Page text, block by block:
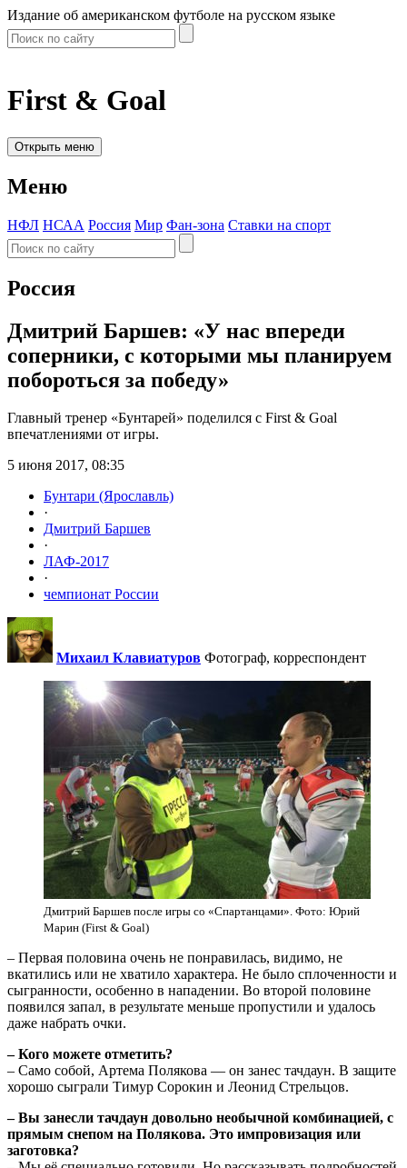
Издание об американском футболе на русском языке
First & Goal
Открыть меню
Меню
НФЛ НСАА Россия Мир Фан-зона Ставки на спорт
Россия
Дмитрий Баршев: «У нас впереди
соперники, с которыми мы планируем
побороться за победу»
Главный тренер «Бунтарей» поделился с First & Goal
впечатлениями от игры.
5 июня 2017, 08:35
Бунтари (Ярославль)
·
Дмитрий Баршев
·
ЛАФ-2017
·
чемпионат России
Михаил Клавиатуров Фотограф, корреспондент
Дмитрий Баршев после игры со «Спартанцами». Фото: Юрий
Марин (First & Goal)
– Первая половина очень не понравилась, видимо, не
вкатились или не хватило характера. Не было сплоченности и
сыгранности, особенно в нападении. Во второй половине
появился запал, в результате меньше пропустили и удалось
даже набрать очки.
– Кого можете отметить?
– Само собой, Артема Полякова — он занес тачдаун. В защите
хорошо сыграли Тимур Сорокин и Леонид Стрельцов.
– Вы занесли тачдаун довольно необычной комбинацией, с
прямым снепом на Полякова. Это импровизация или
заготовка?